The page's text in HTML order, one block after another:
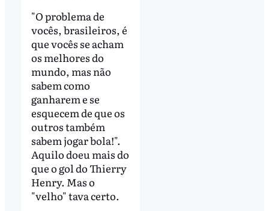
"O problema de
vocês, brasileiros, é
que vocês se acham
os melhores do
mundo, mas não
sabem como
ganharem e se
esquecem de que os
outros também
sabem jogar bola!".
Aquilo doeu mais do
que o gol do Thierry
Henry. Mas o
"velho" tava certo.